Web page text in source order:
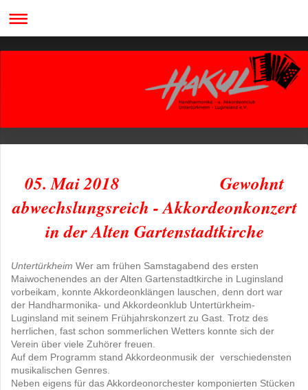
05. Mai 2018 Gewohnt
abwechslungsreich - Akkordeonkonzert
in der Alten Gartenstadtkirche
Untertürkheim Wer am frühen Samstagabend des ersten
Maiwochenendes an der Alten Gartenstadtkirche in Luginsland
vorbeikam, konnte Akkordeonklängen lauschen, denn dort war
der Handharmonika- und Akkordeonklub Untertürkheim-
Luginsland mit seinem Frühjahrskonzert zu Gast. Trotz des
herrlichen, fast schon sommerlichen Wetters konnte sich der
Verein über viele Zuhörer freuen.
Auf dem Programm stand Akkordeonmusik der verschiedensten
musikalischen Genres.
Neben eigens für das Akkordeonorchester komponierten Stücken